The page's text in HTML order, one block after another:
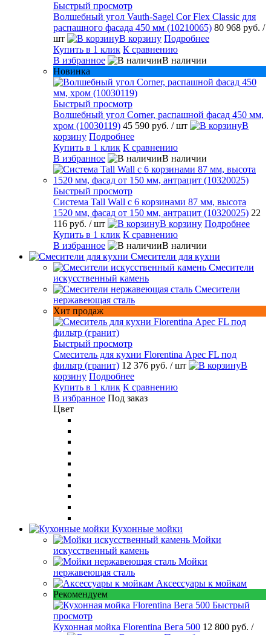
Быстрый просмотр
Волшебный угол Vauth-Sagel Cor Flex Classic для
распашного фасада 450 мм (10210065) 80 968 руб. /
шт
В корзину Подробнее
Купить в 1 клик К сравнению
В избранное
В наличии
Новинка
Быстрый просмотр
Волшебный угол Corner, распашной фасад 450 мм,
хром (10030119) 45 590 руб. / шт
В
корзину Подробнее
Купить в 1 клик К сравнению
В избранное
В наличии
Быстрый просмотр
Система Tall Wall с 6 корзинами 87 мм, высота
1520 мм, фасад от 150 мм, антрацит (10320025) 22
116 руб. / шт В корзину Подробнее
Купить в 1 клик К сравнению
В избранное
В наличии
Смесители для кухни
Смесители
искусственный камень
Смесители
нержавеющая сталь
Хит продаж
Быстрый просмотр
Смеситель для кухни Florentina Арес FL под
фильтр (гранит) 12 376 руб. / шт
В
корзину Подробнее
Купить в 1 клик К сравнению
В избранное Под заказ
Цвет
Кухонные мойки
Мойки
искусственный камень
Мойки
нержавеющая сталь
Аксессуары к мойкам
Рекомендуем
Быстрый
просмотр
Кухонная мойка Florentina Вега 500 12 800 руб. /